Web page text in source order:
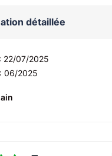
détaillée
22/07/2025
06/2025